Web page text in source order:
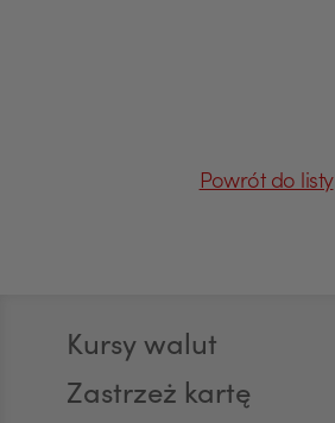
Powrót do listy
Kursy walut
EUR
Zastrzeż kartę